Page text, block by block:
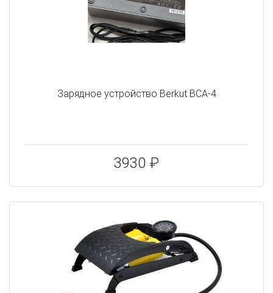
Зарядное устройство Berkut BCA-4
3930 ₽